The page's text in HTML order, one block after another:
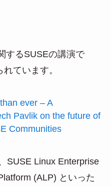
するSUSEの講演で
ています。
ever – A
Pavlik on the future of
Communities
SUSE Linux Enterprise
(ALP) といった